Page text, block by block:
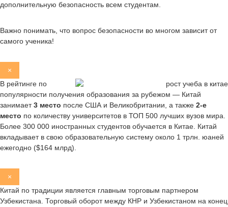
дополнительную безопасность всем студентам.
Важно понимать, что вопрос безопасности во многом зависит от
самого ученика!
×
В рейтинге по
популярности получения образования за рубежом — Китай
занимает3 место после США и Великобритании, а также 2-е
место по количеству университетов в ТОП 500 лучших вузов мира.
Более 300 000 иностранных студентов обучается в Китае. Китай
вкладывает в свою образовательную систему около 1 трлн. юаней
ежегодно ($164 млрд).
×
Китай по традиции является главным торговым партнером
Узбекистана. Торговый оборот между КНР и Узбекистаном на конец